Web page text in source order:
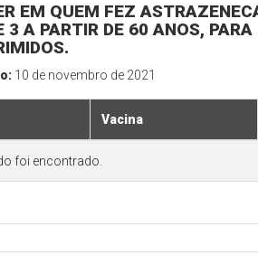
EM QUEM FEZ
3 A PARTIR DE 60 ANOS,
10 de novembro de 2021
Vacina
foi encontrado.